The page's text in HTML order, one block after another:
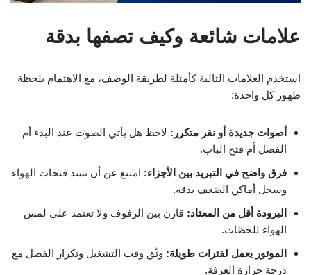
علامات شائعة وكيف تصفها بدقة
استخدم العلامات التالية كأمثلة لطريقة الوصف، مع الاهتمام بلحظة
ظهور كل واحدة:
أصوات جديدة أو نقر متكرر: لاحظ هل يأتي الصوت عند البدء أم
الفصل أم فتح الباب.
فرق واضح في التبريد بين الأجزاء: امتنع عن أن تسد فتحات الهواء
وسجل أماكن الضعف بدقة.
البرودة أقل من المعتاد: قارن بين الرفوف ولا تعتمد على لمس
الهواء للحظات.
الموتور يعمل لفترات طويلة: وثّق وقت التشغيل وتكرار الفصل مع
درجة حرارة الغرفة.